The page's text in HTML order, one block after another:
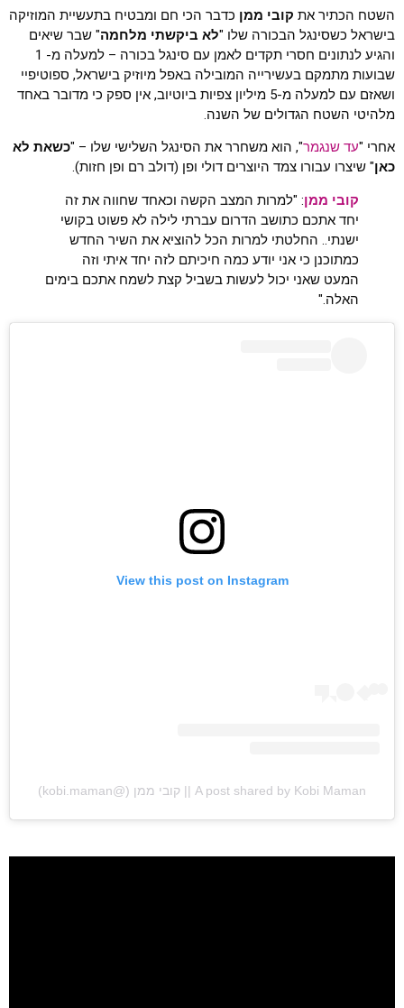
השטח הכתיר את קובי ממן כדבר הכי חם ומבטיח בתעשיית המוזיקה
בישראל כשסינגל הבכורה שלו "לא ביקשתי מלחמה" שבר שיאים
והגיע לנתונים חסרי תקדים לאמן עם סינגל בכורה – למעלה מ- 1
שבועות מתמקם בעשירייה המובילה באפל מיוזיק בישראל, ספוטיפיי
ושאזם עם למעלה מ-5 מיליון צפיות ביוטיוב, אין ספק כי מדובר באחד
מלהיטי השטח הגדולים של השנה.
אחרי "עד שנגמר", הוא משחרר את הסינגל השלישי שלו – "כשאת לא
כאן" שיצרו עבורו צמד היוצרים דולי ופן (דולב רם ופן חזות).
קובי ממן: "למרות המצב הקשה וכאחד שחווה את זה
יחד אתכם כתושב הדרום עברתי לילה לא פשוט בקושי
ישנתי.. החלטתי למרות הכל להוציא את השיר החדש
כמתוכנן כי אני יודע כמה חיכיתם לזה יחד איתי וזה
המעט שאני יכול לעשות בשביל קצת לשמח אתכם בימים
האלה."
View this post on Instagram
A post shared by Kobi Maman || קובי ממן (@kobi.maman)
חדשות
כתבות
לוח הופעות